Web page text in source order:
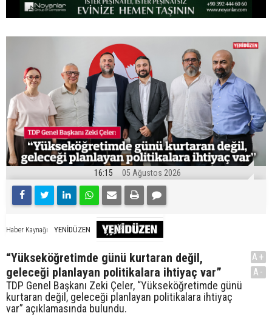
16:15 05 Ağustos 2026
Haber Kaynağı YENİDÜZEN
“Yükseköğretimde günü kurtaran değil,
geleceği planlayan politikalara ihtiyaç var”
TDP Genel Başkanı Zeki Çeler, “Yükseköğretimde günü
kurtaran değil, geleceği planlayan politikalara ihtiyaç
var” açıklamasında bulundu.
A+
A-